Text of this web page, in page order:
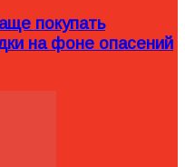
покупать
на фоне опасений